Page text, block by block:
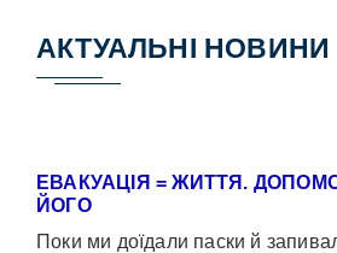
АКТУАЛЬНІ НОВИНИ
ЕВАКУАЦІЯ = ЖИТТЯ.
ЙОГО
Поки ми доїдали паски й